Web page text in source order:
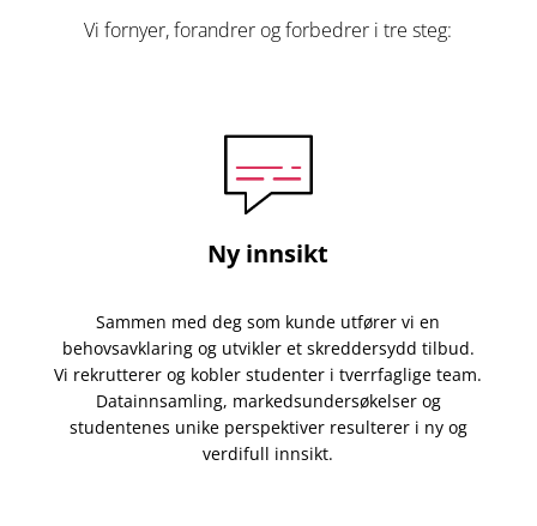
Vi fornyer, forandrer og forbedrer i tre steg:
Ny innsikt
Sammen med deg som kunde utfører vi en
behovsavklaring og utvikler et skreddersydd tilbud.
Vi rekrutterer og kobler studenter i tverrfaglige team.
Datainnsamling, markedsundersøkelser og
studentenes unike perspektiver resulterer i ny og
verdifull innsikt.